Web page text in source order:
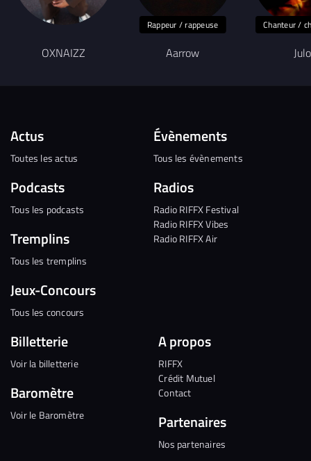
OXNAIZZ
Rappeur / rappeuse
Aarrow
Chanteur /
Julo
Actus
Toutes les actus
Podcasts
Tous les podcasts
Tremplins
Tous les tremplins
Jeux-Concours
Tous les concours
Évènements
Tous les évènements
Radios
Radio RIFFX Festival
Radio RIFFX Vibes
Radio RIFFX Air
Billetterie
Voir la billetterie
Baromètre
Voir le Baromètre
A propos
RIFFX
Crédit Mutuel
Contact
Partenaires
Nos partenaires